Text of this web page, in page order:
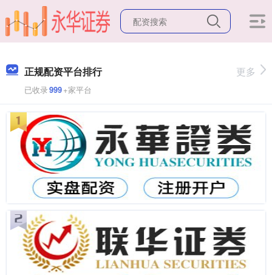
正规配资平台排行
已收录999+家平台
更多